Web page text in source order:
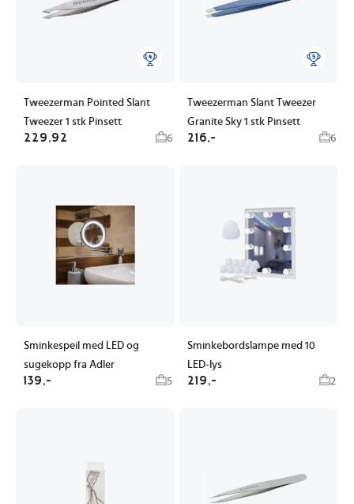
Tweezerman Pointed Slant
Tweezer 1 stk Pinsett
229,92 6
Tweezerman Slant Tweezer
Granite Sky 1 stk Pinsett
216,- 6
Sminkespeil med LED og
sugekopp fra Adler
139,- 5
Sminkebordslampe med 10
LED-lys
219,- 2